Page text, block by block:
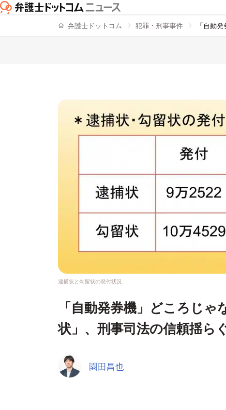
弁護士ドットコム 犯罪・刑事事件 「自動
逮捕状と勾留状の発付状況
「自動発券機」どころじ
状」、刑事司法の信頼揺ら
園田昌也